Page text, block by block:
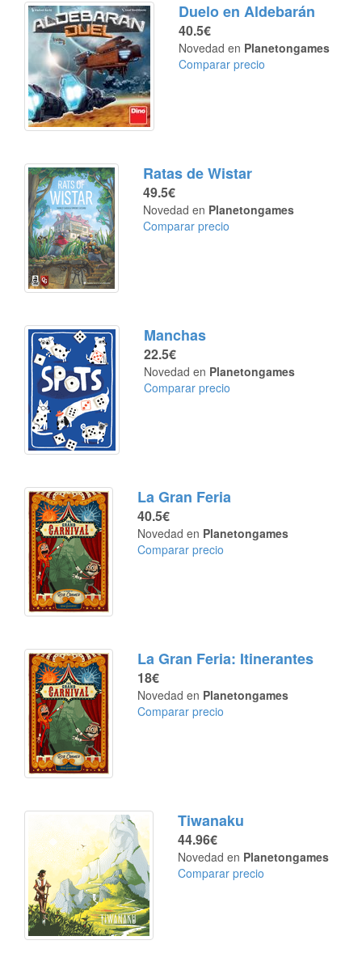
Duelo en Aldebarán
40.5€
Novedad en Planetongames
Comparar precio
Ratas de Wistar
49.5€
Novedad en Planetongames
Comparar precio
Manchas
22.5€
Novedad en Planetongames
Comparar precio
La Gran Feria
40.5€
Novedad en Planetongames
Comparar precio
La Gran Feria: Itinerantes
18€
Novedad en Planetongames
Comparar precio
Tiwanaku
44.96€
Novedad en Planetongames
Comparar precio